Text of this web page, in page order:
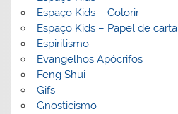
Espaço Kids – Colorir
Espaço Kids – Papel de carta
Espiritismo
Evangelhos Apócrifos
Feng Shui
Gifs
Gnosticismo